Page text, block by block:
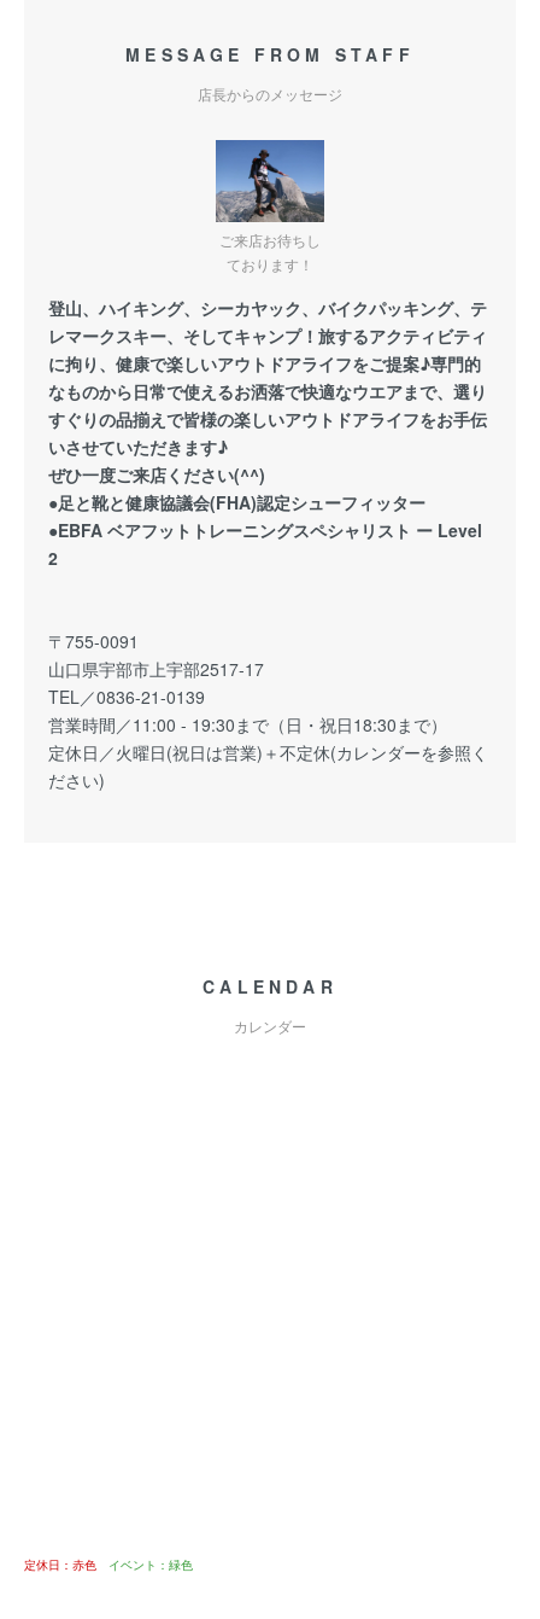
MESSAGE FROM STAFF
店長からのメッセージ
ご来店お待ちし
ております！
登山、ハイキング、シーカヤック、バイクパッキング、テ
レマークスキー、そしてキャンプ！旅するアクティビティ
に拘り、健康で楽しいアウトドアライフをご提案♪専門的
なものから日常で使えるお洒落で快適なウエアまで、選り
すぐりの品揃えで皆様の楽しいアウトドアライフをお手伝
いさせていただきます♪
ぜひ一度ご来店ください(^^)
●足と靴と健康協議会(FHA)認定シューフィッター
●EBFA ベアフットトレーニングスペシャリスト ー Level
2
〒755-0091
山口県宇部市上宇部2517-17
TEL／0836-21-0139
営業時間／11:00 - 19:30まで（日・祝日18:30まで）
定休日／火曜日(祝日は営業)＋不定休(カレンダーを参照く
ださい)
CALENDAR
カレンダー
定休日：赤色 イベント：緑色